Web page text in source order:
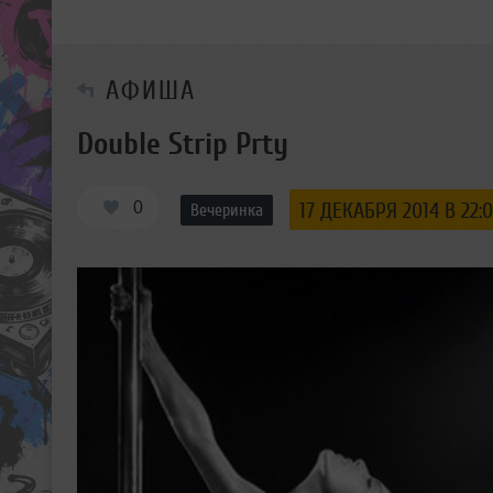
АФИША
Double Strip Prty
0 Вечеринка 17 ДЕКАБРЯ 2014 В